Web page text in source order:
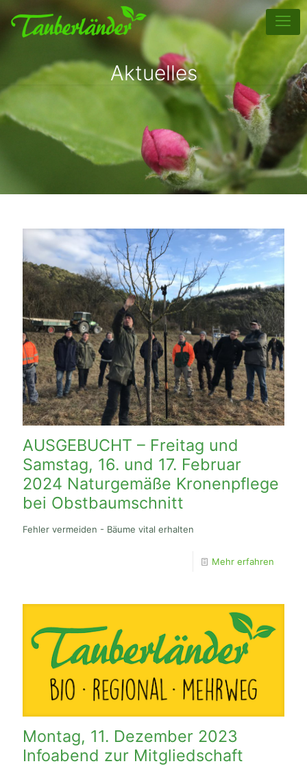
Aktuelles
AUSGEBUCHT – Freitag und
Samstag, 16. und 17. Februar
2024 Naturgemäße Kronenpflege
bei Obstbaumschnitt
Fehler vermeiden - Bäume vital erhalten
Mehr erfahren
Montag, 11. Dezember 2023
Infoabend zur Mitgliedschaft